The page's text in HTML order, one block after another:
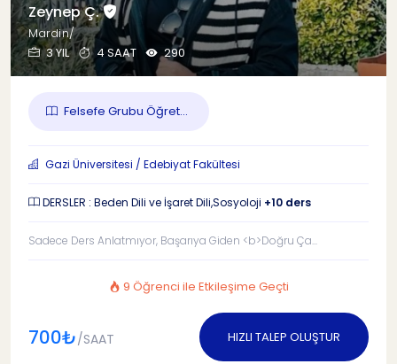
Zeynep Ç.
Mardin/
3 YIL
4 SAAT 290
Felsefe Grubu Öğret...
Gazi Üniversitesi / Edebiyat Fakültesi
DERSLER : Beden Dili ve İşaret Dili,Sosyoloji +10 ders
Sadece Ders Anlatmıyor, Başarıya Giden <b>Doğru Ça...
9 Öğrenci ile Etkileşime Geçti
700₺/SAAT HIZLI TALEP OLUŞTUR